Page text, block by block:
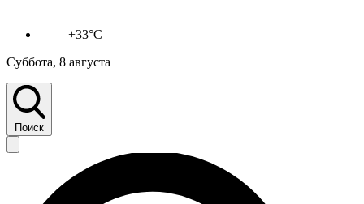
+33°C
Суббота, 8 августа
Поиск